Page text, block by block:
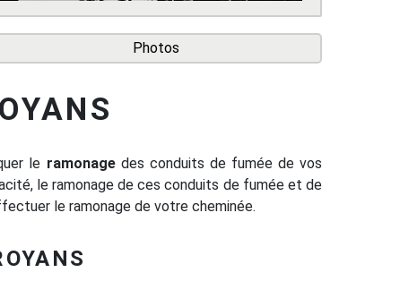
Photos
le ramonagedes conduits de fumée de vos
le ramonage de ces conduits de fumée et de
le ramonage de votre cheminée.